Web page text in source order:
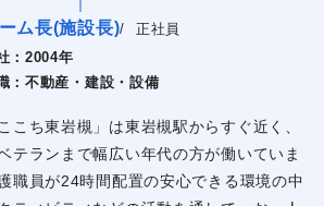
ム長(施設長)/
正社員
：2004年
：不動産・建設・設備
こち東岩槻」は東岩槻駅からすぐ近く、
テランまで幅広い年代の方が働いていま
職員が24時間配置の安心できる環境の中